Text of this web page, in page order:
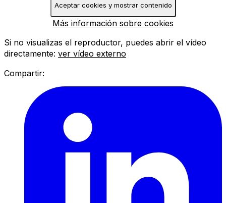
Aceptar cookies y mostrar contenido
Más información sobre cookies
Si no visualizas el reproductor, puedes abrir el vídeo
directamente: ver vídeo externo
Compartir: